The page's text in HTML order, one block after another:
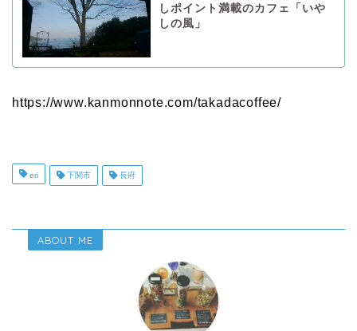
しポイント満載のカフェ「いや
しの風」
https://www.kanmonnote.com/takadacoffee/
eri 下関市 長府
ABOUT ME